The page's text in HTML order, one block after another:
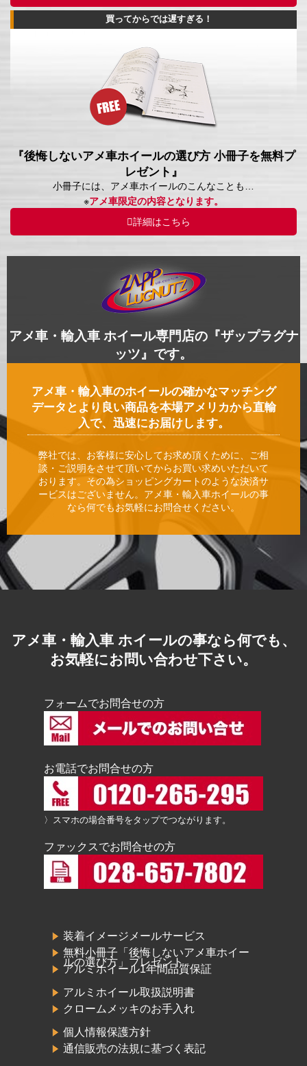
買ってからでは遅すぎる！
『後悔しないアメ車ホイールの選び方 小冊子を無料プ
レゼント』
小冊子には、アメ車ホイールのこんなことも…
※アメ車限定の内容となります。
詳細はこちら
アメ車・輸入車 ホイール専門店の『ザップラグナ
ッツ』です。
アメ車・輸入車のホイールの確かなマッチング
データとより良い商品を本場アメリカから直輸
入で、迅速にお届けします。
弊社では、お客様に安心してお求め頂くために、ご相
談・ご説明をさせて頂いてからお買い求めいただいて
おります。その為ショッピングカートのような決済サ
ービスはございません。アメ車・輸入車ホイールの事
なら何でもお気軽にお問合せください。
アメ車・輸入車 ホイールの事なら何でも、
お気軽にお問い合わせ下さい。
フォームでお問合せの方
お電話でお問合せの方
〉スマホの場合番号をタップでつながります。
ファックスでお問合せの方
装着イメージメールサービス
無料小冊子「後悔しないアメ車ホイー
ルの選び方」プレゼント
アルミホイール1年間品質保証
アルミホイール取扱説明書
クロームメッキのお手入れ
個人情報保護方針
通信販売の法規に基づく表記